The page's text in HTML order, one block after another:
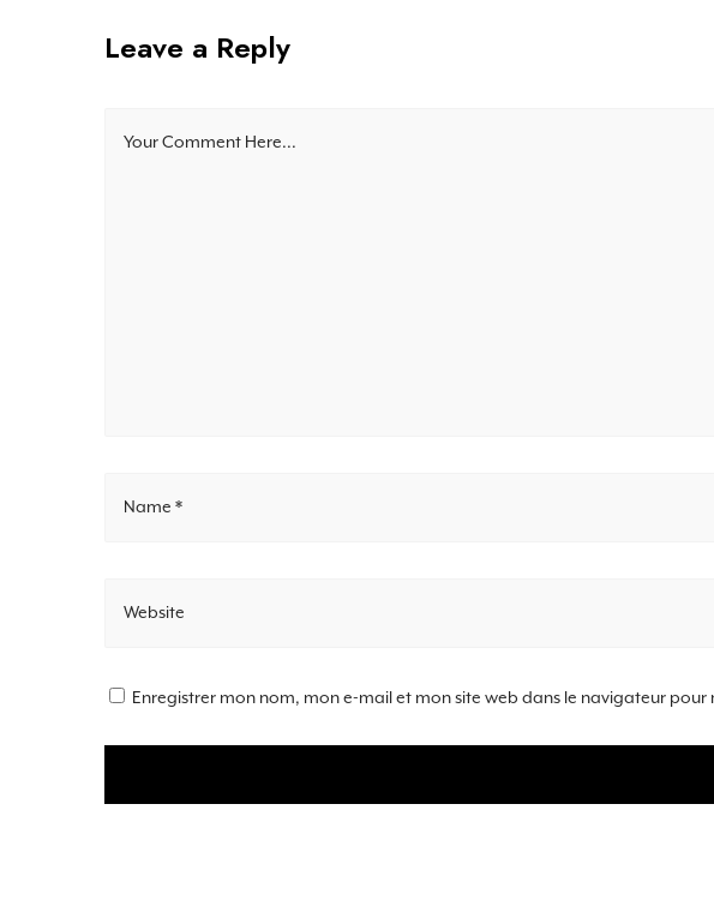
Leave a Reply
Your Comment Here...
Name *
Website
Enregistrer mon nom, mon e-mail et mon site web dans le navigateur